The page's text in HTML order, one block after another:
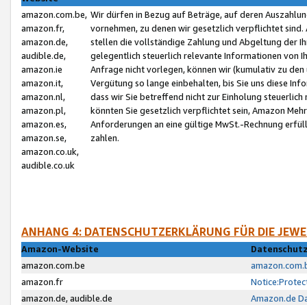
amazon.com.be,
amazon.fr,
amazon.de,
audible.de,
amazon.ie
amazon.it,
amazon.nl,
amazon.pl,
amazon.es,
amazon.se,
amazon.co.uk,
audible.co.uk
Wir dürfen in Bezug auf Beträge, auf deren
vornehmen, zu denen wir gesetzlich verpflichtet
stellen die vollständige Zahlung und Abgeltung der
gelegentlich steuerlich relevante Informationen von
Anfrage nicht vorlegen, können wir (kumulativ zu
Vergütung so lange einbehalten, bis Sie uns diese
dass wir Sie betreffend nicht zur Einholung
könnten Sie gesetzlich verpflichtet sein, Amazon
Anforderungen an eine gültige MwSt.-Rechnung
zahlen.
ANHANG 4: DATENSCHUTZERKLÄRUNG FÜR DIE
Amazon-Website
amazon.com.be
amazon.fr
amazon.de, audible.de
Amazon.de